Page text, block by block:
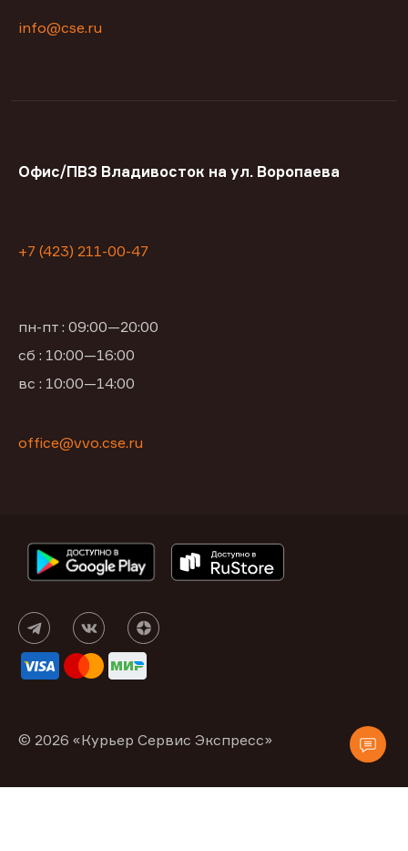
info@cse.ru
Офис/ПВЗ Владивосток на ул. Воропаева
+7 (423) 211-00-47
пн-пт : 09:00—20:00
сб : 10:00—16:00
вс : 10:00—14:00
office@vvo.cse.ru
© 2026 «Курьер Сервис Экспресс»